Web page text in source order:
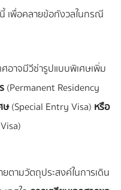
เพื่อคลายข้อกังวลในกรณี
อาจมีวีซ่ารูปแบบพิเศษเพิ่ม
(Permanent Residency
ษ(Special Entry Visa) หรือ
ตามวัตถุประสงค์ในการเดิน